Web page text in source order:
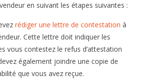
en suivant les étapes suivantes :
rédiger une lettre de contestation à
Cette lettre doit indiquer les
vous contestez le refus d’attestation
également joindre une copie de
que vous avez reçue.